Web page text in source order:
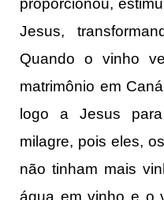
Jesus,
Quando o vinho
matrimônio em
logo a Jesus
milagre, pois eles,
não tinham mais
água em vinho e o